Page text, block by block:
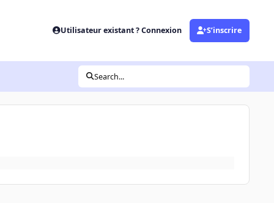
Utilisateur existant ? Connexion S’inscrire
Search...